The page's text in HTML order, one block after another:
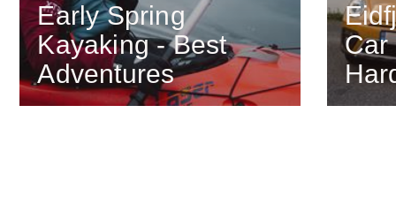
Early Spring
Kayaking - Best
Adventures
Car